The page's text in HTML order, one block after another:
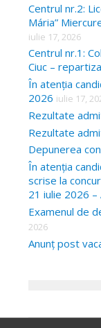
Centrul nr.2:
Mária”
iulie 17, 2026
Centrul nr.1:
Ciuc –
În atenția
2026 iulie 17,
Rezultate
Rezultate
Depunerea
În atenția
scrise la
21 iulie 2026 –
Examenul de
2026
Anunț post